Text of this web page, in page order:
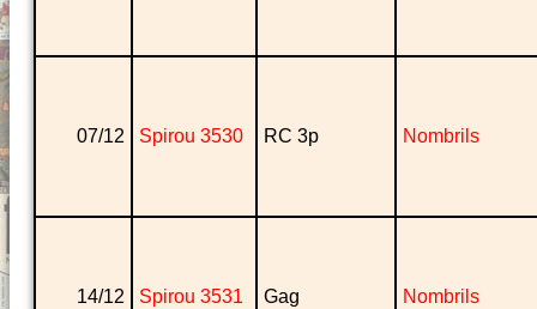
07/12 Spirou 3530 RC 3p Nombrils
14/12 Spirou 3531 Gag Nombrils